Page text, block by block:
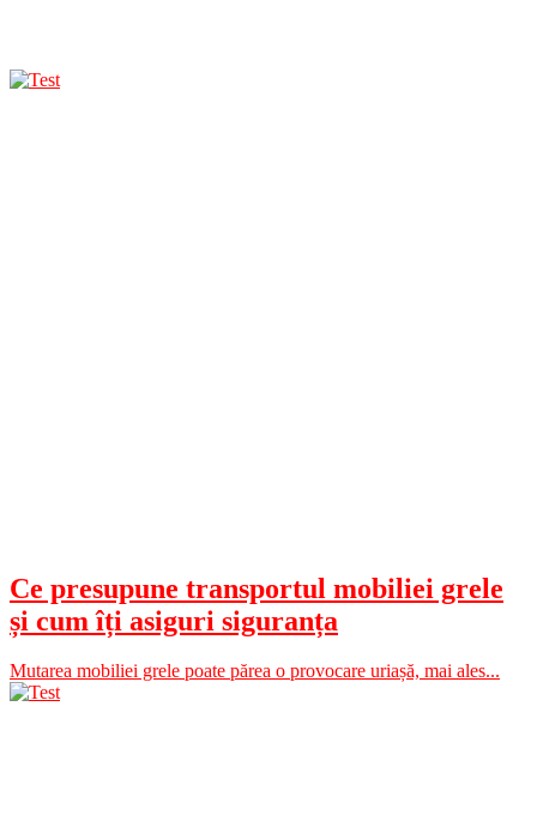
Ce presupune transportul mobiliei grele
și cum îți asiguri siguranța
Mutarea mobiliei grele poate părea o provocare uriașă, mai ales...